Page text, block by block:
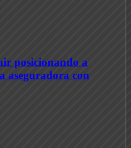
posicionando a
aseguradora con